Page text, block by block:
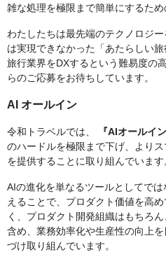
雑な処理を極限まで簡単にするため
わたしたちは最先端のテクノロジ
は実現できなかった「あたらしい
旅行業界をDXするという難易度の
らのご応募をお待ちしています。
AI オールイン
令和トラベルでは、 『AIオールイン
のハードルを極限まで下げ、より
を提供することに取り組んでいます
AIの進化を単なるツールとしてで
えることで、プロダクト価値を高
く、プロダクト開発組織はもちろ
含め、業務効率化や生産性の向上
づけ取り組んでいます。